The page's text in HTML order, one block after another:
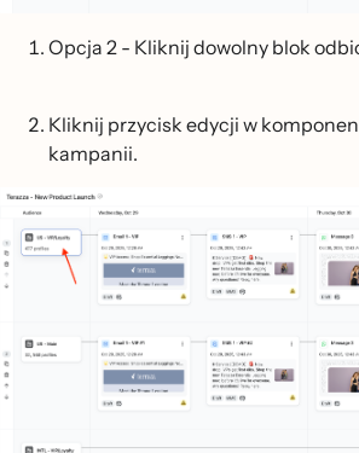
Opcja 2 - Kliknij dowolny blok
Kliknij przycisk edycji w
kampanii.